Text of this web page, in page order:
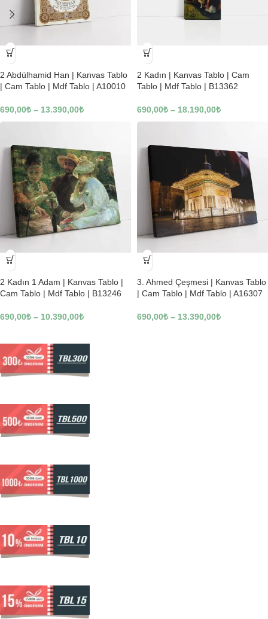
-23%
2 Abdülhamid Han | Kanvas Tablo
| Cam Tablo | Mdf Tablo | A10010
690,00₺ – 13.390,00₺
-23%
2 Kadın | Kanvas Tablo | Cam
Tablo | Mdf Tablo | B13362
690,00₺ – 18.190,00₺
-23%
2 Kadın 1 Adam | Kanvas Tablo |
Cam Tablo | Mdf Tablo | B13246
690,00₺ – 10.390,00₺
-23%
3. Ahmed Çeşmesi | Kanvas Tablo
| Cam Tablo | Mdf Tablo | A16307
690,00₺ – 13.390,00₺